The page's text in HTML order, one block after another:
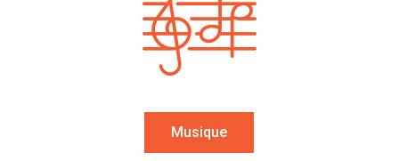
Musique